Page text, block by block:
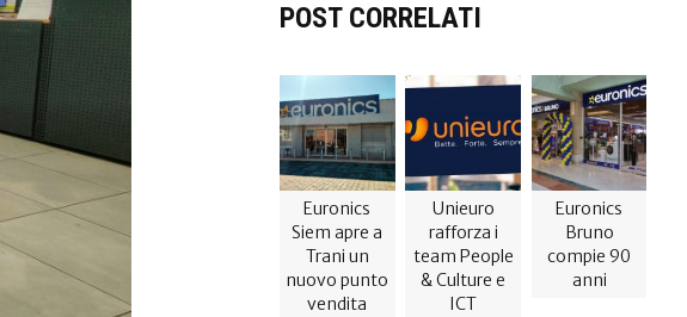
POST CORRELATI
Euronics
Siem apre a
Trani un
nuovo punto
vendita
Unieuro
rafforza i
team People
& Culture e
ICT
Euronics
Bruno
compie 90
anni